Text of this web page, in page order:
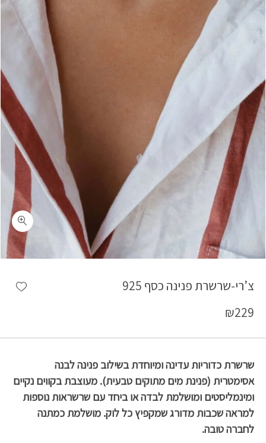
צ’רי-שרשרת פנינה כסף 925
₪229
שרשרת כדוריות עדינה ומיוחדת בשילוב פנינה לבנה
אסימטרית (פנינת מים מתוקים טבעית). מעוצבת בקווים נקיים
ומינמליסטים ומושלמת לבדה או ביחד עם שרשראות נוספות
למראה שכבות מדורג שמקפיץ כל לוק. מושלמת כמתנה
לחברה טובה.